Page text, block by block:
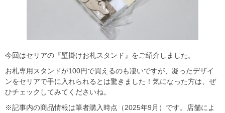
今回はセリアの『壁掛けお札スタンド』をご紹介しました。
お札専用スタンドが100円で買えるのも凄いですが、凝ったデザイ
ンをセリアで手に入れられるとは驚きました！気になった方は、ぜ
ひチェックしてみてくださいね。
※記事内の商品情報は筆者購入時点（2025年9月）です。店舗によ